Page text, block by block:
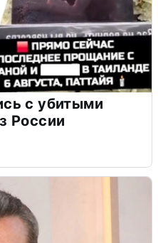
с убитыми
России